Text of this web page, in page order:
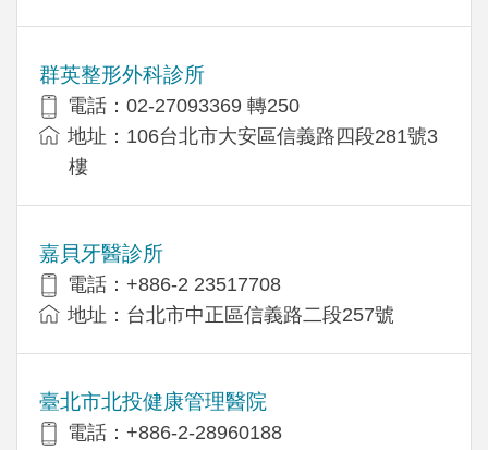
群英整形外科診所
電話：02-27093369 轉250
地址：106台北市大安區信義路四段281號3
樓
嘉貝牙醫診所
電話：+886-2 23517708
地址：台北市中正區信義路二段257號
臺北市北投健康管理醫院
電話：+886-2-28960188